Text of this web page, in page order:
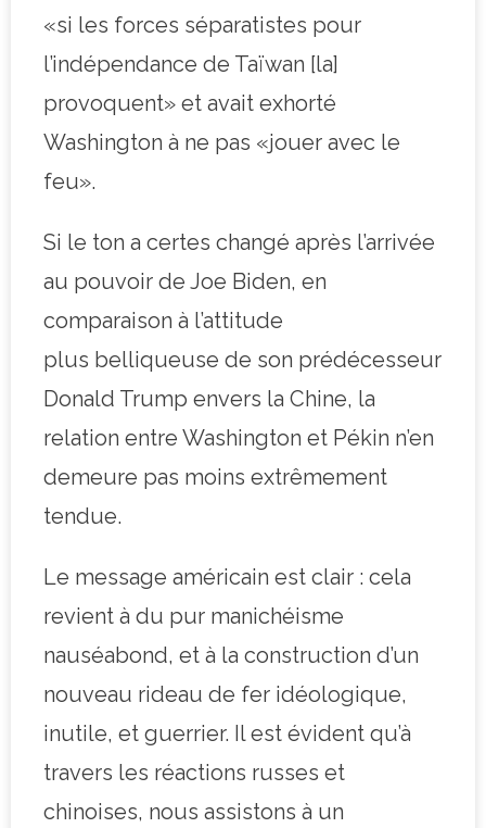
«si les forces séparatistes pour
l’indépendance de Taïwan [la]
provoquent» et avait exhorté
Washington à ne pas «jouer avec le
feu».
Si le ton a certes changé après l’arrivée
au pouvoir de Joe Biden, en
comparaison à l’attitude
plus belliqueuse de son prédécesseur
Donald Trump envers la Chine, la
relation entre Washington et Pékin n’en
demeure pas moins extrêmement
tendue.
Le message américain est clair : cela
revient à du pur manichéisme
nauséabond, et à la construction d’un
nouveau rideau de fer idéologique,
inutile, et guerrier. Il est évident qu’à
travers les réactions russes et
chinoises, nous assistons à un